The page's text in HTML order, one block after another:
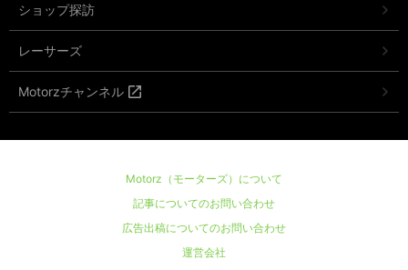
ショップ探訪
レーサーズ
Motorzチャンネル
Motorz（モーターズ）について
記事についてのお問い合わせ
広告出稿についてのお問い合わせ
運営会社